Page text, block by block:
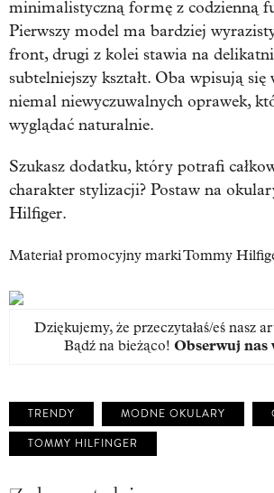
minimalistyczną formę z codzienną
Pierwszy model ma bardziej
front, drugi z kolei stawia na
subtelniejszy kształt. Oba wpisują
niemal niewyczuwalnych oprawek,
wyglądać naturalnie.
Szukasz dodatku, który potrafi
charakter stylizacji? Postaw na
Hilfiger.
Materiał promocyjny marki Tommy
Dziękujemy, że przeczytałaś/eś nasz
Bądź na bieżąco! Obserwuj nas
TRENDY MODNE OKULARY
TOMMY HILFINGER